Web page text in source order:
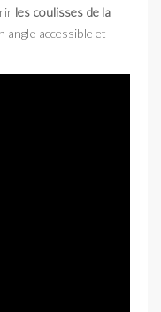
les coulisses de la
angle accessible et